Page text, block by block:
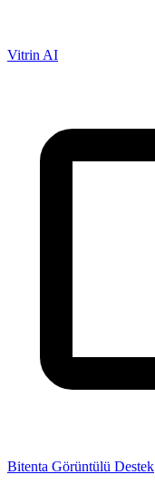
Vitrin AI
Bitenta Görüntülü Destek